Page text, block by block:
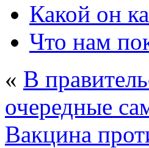
Какой он
Что нам
« В
очередные
Вакцина